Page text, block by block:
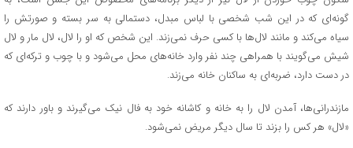
گونه‌ای که در این شب شخصی با لباس مبدل، دستمالی به سر بسته و صورتش را
سیاه می‌کند و مانند لال‌ها با کسی حرف نمی‌زند. این شخص که او را لال، لال مار و لال
شیش می‌گویند با همراهی چند نفر وارد خانه‌های محل می‌شود و با چوب و ترکه‌ای که
در دست دارد، ضربه‌ای به ساکنان خانه می‌زند.
مازندرانی‌ها، آمدن لال را به خانه و کاشانه خود به فال نیک می‌گیرند و باور دارند که
«لال» هر کس را بزند تا سال دیگر مریض نمی‌شود.